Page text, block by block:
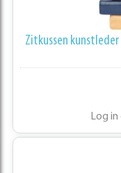
Zitkussen
Log in